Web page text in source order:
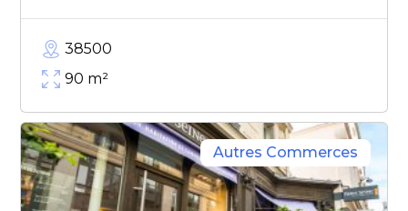
38500
90 m²
Autres Commerces